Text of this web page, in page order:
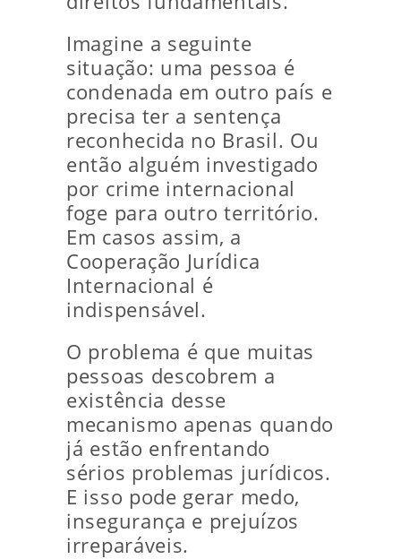
Imagine a seguinte
situação: uma pessoa é
condenada em outro país e
precisa ter a sentença
reconhecida no Brasil. Ou
então alguém investigado
por crime internacional
foge para outro território.
Em casos assim, a
Cooperação Jurídica
Internacional é
indispensável.
O problema é que muitas
pessoas descobrem a
existência desse
mecanismo apenas quando
já estão enfrentando
sérios problemas jurídicos.
E isso pode gerar medo,
insegurança e prejuízos
irreparáveis.